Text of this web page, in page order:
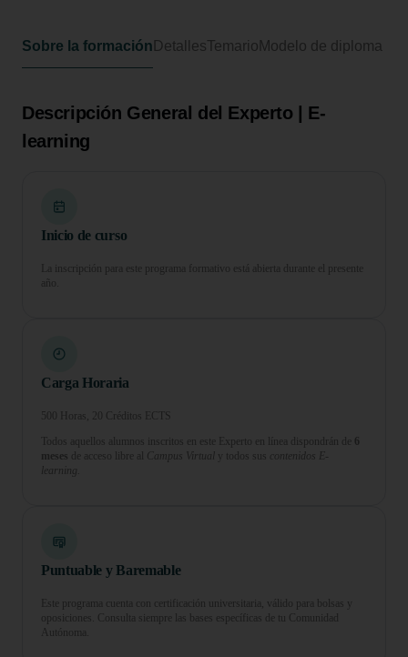
Sobre la formación DetallesTemario Modelo de diploma
Descripción General del Experto | E-
learning
Inicio de curso
La inscripción para este programa formativo está abierta durante el presente
año.
Carga Horaria
500 Horas, 20 Créditos ECTS
Todos aquellos alumnos inscritos en este Experto en línea dispondrán de 6
meses de acceso libre al Campus Virtual y todos sus
contenidos E-
learning.
Puntuable y Baremable
Este programa cuenta con certificación universitaria, válido para bolsas y
oposiciones. Consulta siempre las bases específicas de tu Comunidad
Autónoma.